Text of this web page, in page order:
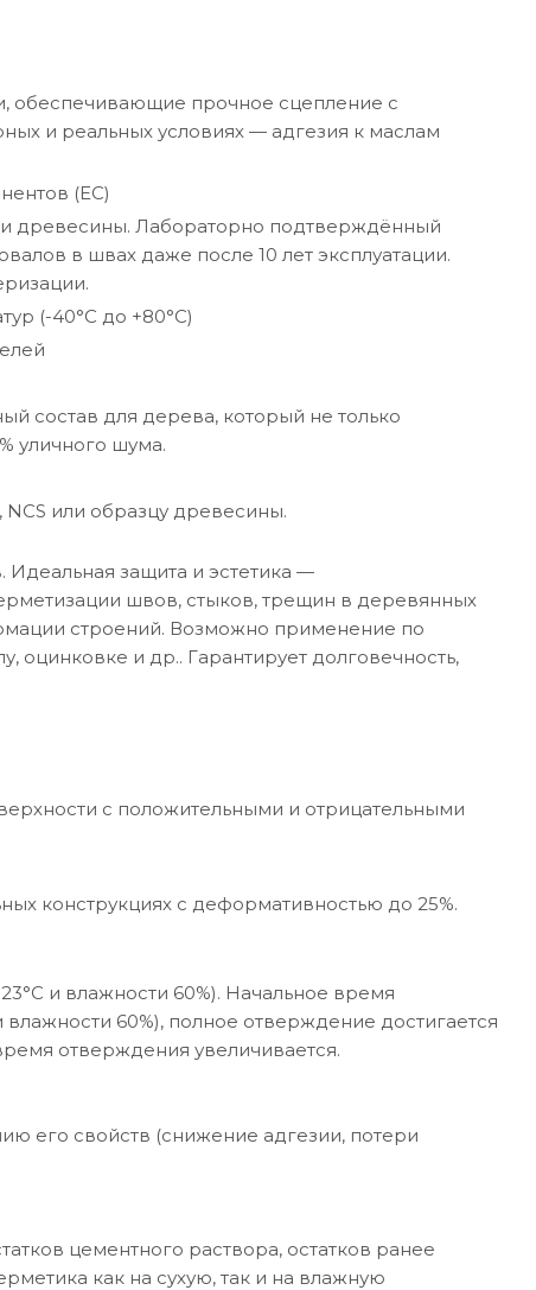
обеспечивающие прочное сцепление с
и реальных условиях — адгезия к маслам
(ЕС)
древесины. Лабораторно подтверждённый
в швах даже после 10 лет эксплуатации.
(-40°C до +80°C)
состав для дерева, который не только
уличного шума.
или образцу древесины.
защита и эстетика —
швов, стыков, трещин в деревянных
строений. Возможно применение по
оцинковке и др.. Гарантирует долговечность,
с положительными и отрицательными
конструкциях с деформативностью до 25%.
и влажности 60%). Начальное время
60%), полное отверждение достигается
отверждения увеличивается.
его свойств (снижение адгезии, потери
цементного раствора, остатков ранее
как на сухую, так и на влажную